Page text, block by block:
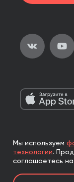
2026, ООО
Все права
Книги
Мы используем
технологии.
соглашаетесь